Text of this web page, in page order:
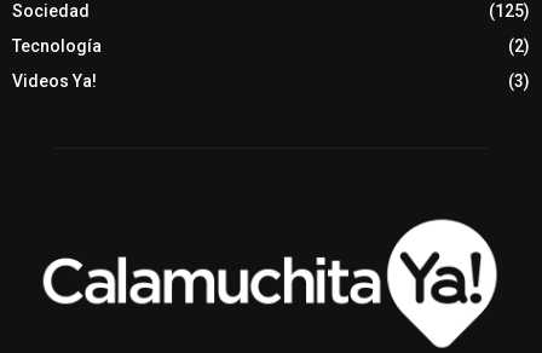
Sociedad
(125)
Tecnología
(2)
Videos Ya!
(3)